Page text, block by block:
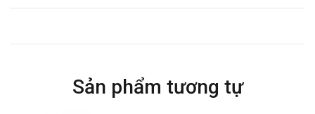
Sản phẩm tương tự